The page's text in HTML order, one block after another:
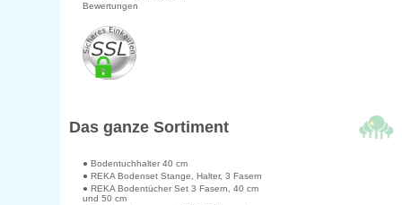
Bewertungen
Das ganze Sortiment
● Bodentuchhalter 40 cm
● REKA Bodenset Stange, Halter, 3 Fasern
● REKA Bodentücher Set 3 Fasern, 40 cm
und 50 cm